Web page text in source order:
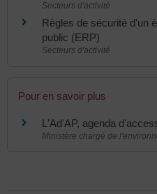
Secteurs d'activité
Règles de sécurité d'un
public (ERP)
Secteurs d'activité
Pour en savoir plus
L'Ad'AP, agenda
Ministère chargé de